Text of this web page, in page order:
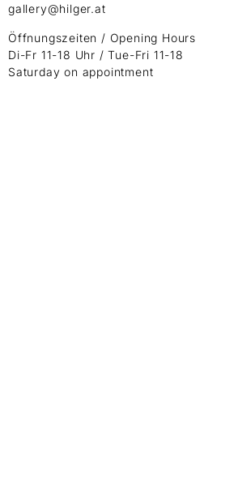
gallery@hilger.at
Öffnungszeiten / Opening Hours
Di-Fr 11-18 Uhr / Tue-Fri 11-18
Saturday on appointment